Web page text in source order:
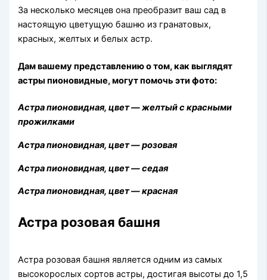
За несколько месяцев она преобразит ваш сад в
настоящую цветущую башню из гранатовых,
красных, желтых и белых астр.
Дам вашему представлению о том, как выглядят
астры пионовидные, могут помочь эти фото:
Астра пионовидная, цвет — желтый с красными
прожилками
Астра пионовидная, цвет — розовая
Астра пионовидная, цвет — седая
Астра пионовидная, цвет — красная
Астра розовая башня
Астра розовая башня является одним из самых
высокорослых сортов астры, достигая высоты до 1,5